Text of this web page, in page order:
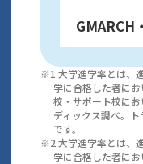
GMARCH
※1 大学進学率とは、
学に合格した者に
校・サポート校に
ディックス調べ。
です。
※2 大学進学率とは、
学に合格した者にお